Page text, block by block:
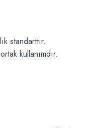
standarttır.
kullanımdır.